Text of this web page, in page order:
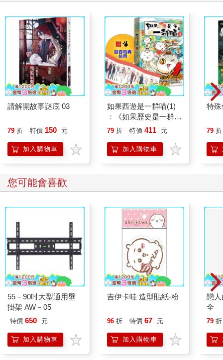
請解開故事謎底 03
79 折 特價 150 元
加入購物車
如果西遊是一群喵(1)
：《如果歷史是一群
喵》作者最新力作，附
79 折 特價 411 元
加入購物車
特
79 折
您可能會喜歡
55－90吋大型通用壁
掛架 AW－05
特價 650 元
加入購物車
吉伊卡哇 造型貼紙-粉
96 折 特價 67 元
加入購物車
戀
全
79 折